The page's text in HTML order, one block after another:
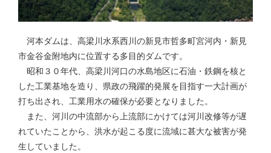
河本ダムは、高梁川水系西川の新見市哲多町宮河内・新見
市金谷金附地内に位置する多目的ダムです。
昭和３０年代、高梁川河口の水島地区に石油・鉄鋼を核と
した工業基地を造り、県政の飛躍的発展を目指す一大計画が
打ち出され、工業用水の確保が必要となりました。
また、河川の中流部から上流部にかけては河川改修等が遅
れていたことから、洪水が起こる度に流域に甚大な被害が発
生していました。